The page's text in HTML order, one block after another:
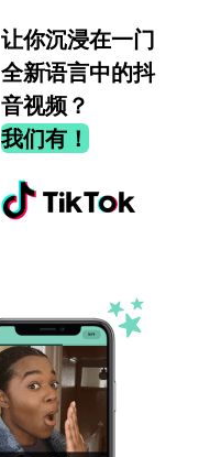
让你沉浸在一门
全新语言中的抖
音视频？
我们有！